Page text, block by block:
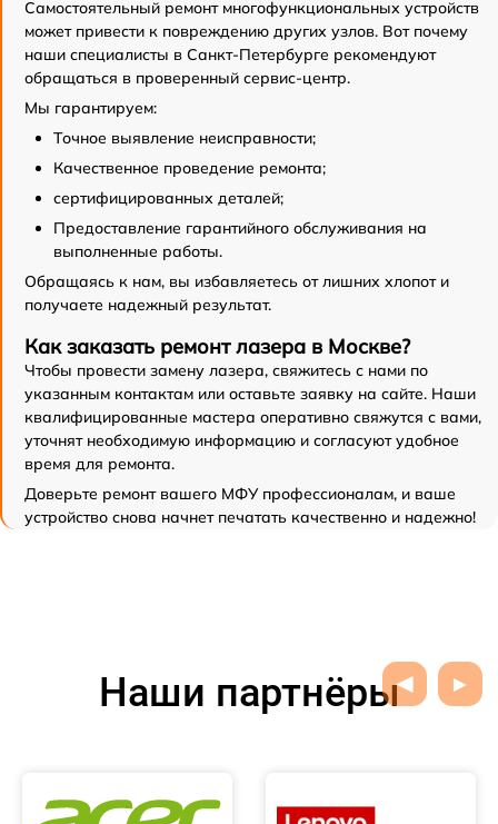
Самостоятельный ремонт многофункциональных устройств
может привести к повреждению других узлов. Вот почему
наши специалисты в Санкт-Петербурге рекомендуют
обращаться в проверенный сервис-центр.
Мы гарантируем:
Точное выявление неисправности;
Качественное проведение ремонта;
сертифицированных деталей;
Предоставление гарантийного обслуживания на
выполненные работы.
Обращаясь к нам, вы избавляетесь от лишних хлопот и
получаете надежный результат.
Как заказать ремонт лазера в Москве?
Чтобы провести замену лазера, свяжитесь с нами по
указанным контактам или оставьте заявку на сайте. Наши
квалифицированные мастера оперативно свяжутся с вами,
уточнят необходимую информацию и согласуют удобное
время для ремонта.
Доверьте ремонт вашего МФУ профессионалам, и ваше
устройство снова начнет печатать качественно и надежно!
Наши партнёры